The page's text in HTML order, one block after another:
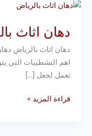
دهان اثاث
دهان اثاث بالرياض
اهم التشطيبات التي
تعمل لجعل […]
دهان
بالرياض
قراءة المزيد »